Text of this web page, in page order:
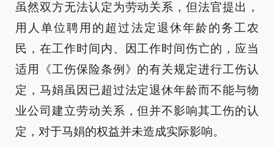
虽然双方无法认定为劳动关系，但法官提出，
用人单位聘用的超过法定退休年龄的务工农
民，在工作时间内、因工作时间伤亡的，应当
适用《工伤保险条例》的有关规定进行工伤认
定，马娟虽因已超过法定退休年龄而不能与物
业公司建立劳动关系，但并不影响其工伤的认
定，对于马娟的权益并未造成实际影响。